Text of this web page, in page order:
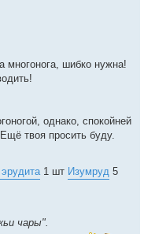
шибко нужна!
однако, спокойней
твоя просить буду.
1 шт Изумруд 5
чары".